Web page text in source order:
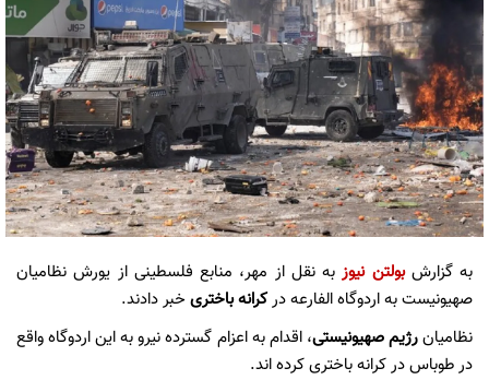
به گزارشبولتن نیوزبه نقل از مهر، منابع فلسطینی از یورش نظامیان
صهیونیست به اردوگاه الفارعه درکرانه باختریخبر دادند.
نظامیانرژیم صهیونیستی، اقدام به اعزام گسترده نیرو به این اردوگاه واقع
در طوباس در کرانه باختری کرده اند.